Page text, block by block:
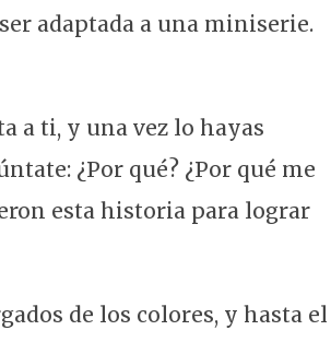
adaptada a una miniserie.
a ti, y una vez lo hayas
¿Por qué? ¿Por qué me
esta historia para lograr
de los colores, y hasta el